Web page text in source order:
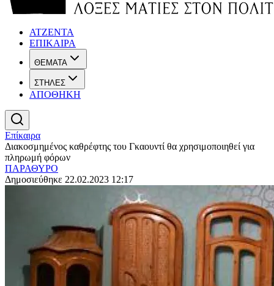
ΑΤΖΕΝΤΑ
ΕΠΙΚΑΙΡΑ
ΘΕΜΑΤΑ
ΣΤΗΛΕΣ
ΑΠΟΘΗΚΗ
Επίκαιρα
Διακοσμημένος καθρέφτης του Γκαουντί θα χρησιμοποιηθεί για
πληρωμή φόρων
ΠΑΡΑΘΥΡΟ
Δημοσιεύθηκε 22.02.2023 12:17